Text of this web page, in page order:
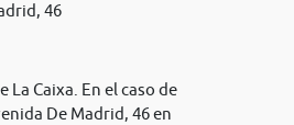
46
Caixa. En el caso de
De Madrid, 46 en